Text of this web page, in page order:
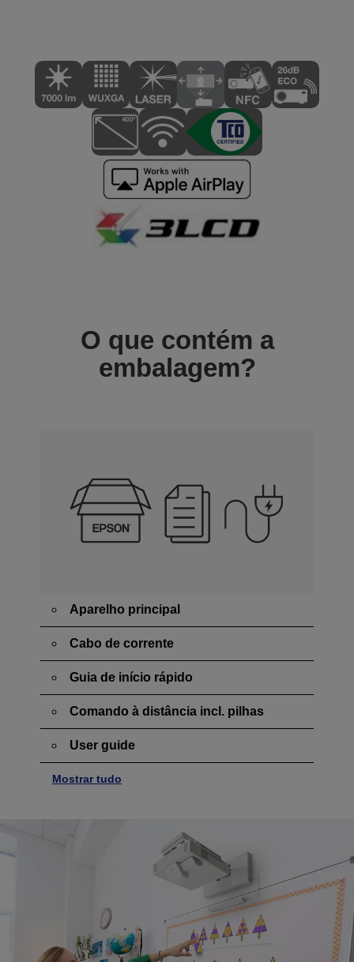
O que contém a
embalagem?
Aparelho principal
Cabo de corrente
Guia de início rápido
Comando à distância incl. pilhas
User guide
Mostrar tudo